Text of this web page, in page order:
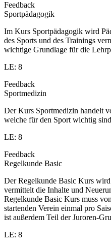
Feedback
Sportpädagogik
Im Kurs Sportpädagogik wird
des Sports und des Trainings
wichtige Grundlage für die
LE: 8
Feedback
Sportmedizin
Der Kurs Sportmedizin handelt
welche für den Sport wichtig
LE: 8
Feedback
Regelkunde Basic
Der Regelkunde Basic Kurs
vermittelt die Inhalte und
Regelkunde Basic Kurs muss
startenden Verein einmal pro
ist außerdem Teil der Juroren-
LE: 8